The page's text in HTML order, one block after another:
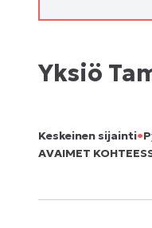
Yksiö
Keskeinen sijainti•
AVAIMET